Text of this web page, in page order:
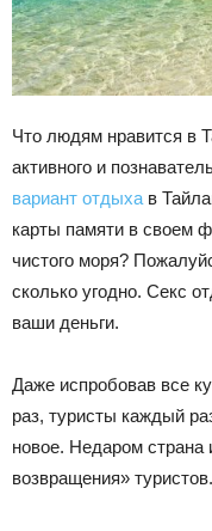
Что людям нравится в
активного и
вариант отдыха в
карты памяти в своем
чистого моря?
сколько угодно. Секс
ваши деньги.
Даже испробовав все
раз, туристы каждый
новое. Недаром страна
возвращения» туристов.